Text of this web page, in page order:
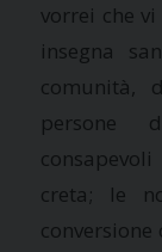
vorrei che
insegna
comunità,
persone
creta; le
conversione